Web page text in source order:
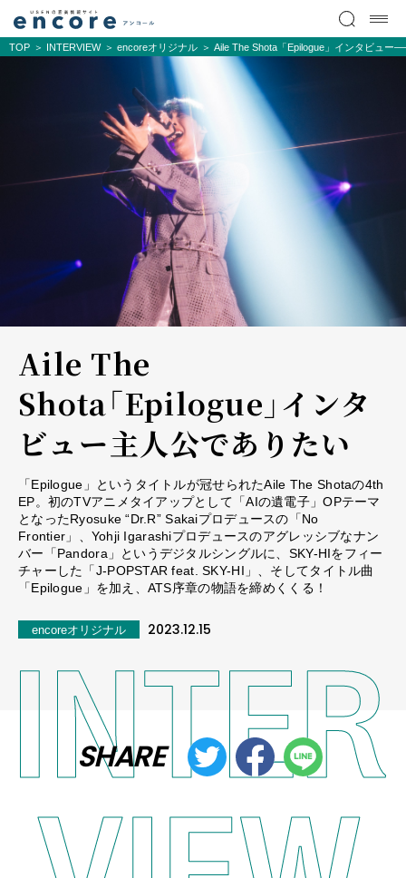
TOP INTERVIEW encoreオリジナル Aile The Shota「Epilogue」インタビュー
Aile The
Shota「Epilogue」インタ
ビュー――主人公でありたい
「Epilogue」というタイトルが冠せられたAile The Shotaの4th
EP。初のTVアニメタイアップとして「AIの遺電子」OPテーマ
となったRyosuke “Dr.R” Sakaiプロデュースの「No
Frontier」、Yohji Igarashiプロデュースのアグレッシブなナン
バー「Pandora」というデジタルシングルに、SKY-HIをフィー
チャーした「J-POPSTAR feat. SKY-HI」、そしてタイトル曲
「Epilogue」を加え、ATS序章の物語を締めくくる！
encoreオリジナル 2023.12.15
SHARE